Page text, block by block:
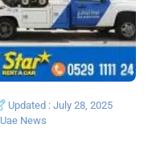
Updated : July 28, 2025
Uae News